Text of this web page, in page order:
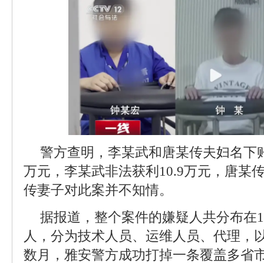
警方查明，李某武和唐某传夫妇名下
万元，李某武非法获利10.9万元，唐某
传妻子对此案并不知情。
据报道，整个案件的嫌疑人共分布在
人，分为技术人员、运维人员、代理，
数月，雅安警方成功打掉一条覆盖多省